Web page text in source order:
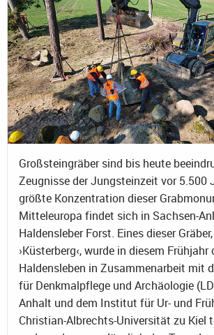
Großsteingräber sind bis heute
Zeugnisse der Jungsteinzeit vor 5.500
größte Konzentration dieser
Mitteleuropa findet sich in Sachsen-
Haldensleber Forst. Eines dieser
›Küsterberg‹, wurde in diesem
Haldensleben in Zusammenarbeit mit
für Denkmalpflege und Archäologie
Anhalt und dem Institut für Ur- und
Christian-Albrechts-Universität zu Kiel